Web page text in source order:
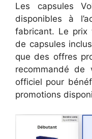
Les capsules
disponibles à
fabricant. Le prix
de capsules
que des offres
recommandé de
officiel pour
promotions